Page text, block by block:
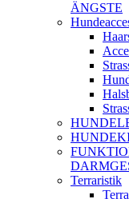
ÄNGSTE
Terraristik